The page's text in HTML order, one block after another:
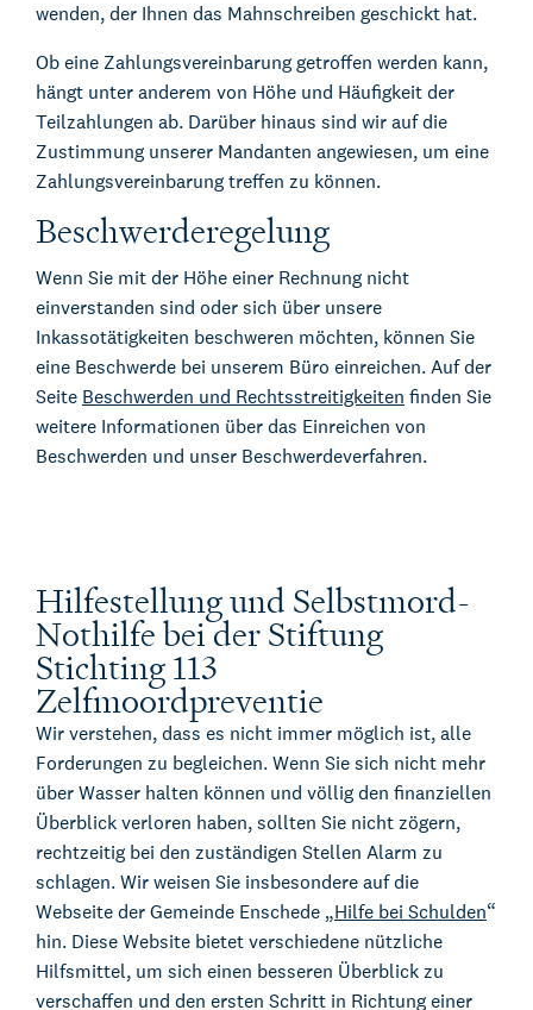
Ihr Legal Businesspartner
German Desk
Legal Business mit Deutschland
The Gallery
Rechtliche Unterstützung für Start-ups
Kienhuis Legal Foundation
Talentförderung
wenden, der Ihnen das Mahnschreiben geschickt hat.
Ob eine Zahlungsvereinbarung getroffen werden kann,
hängt unter anderem von Höhe und Häufigkeit der
Teilzahlungen ab. Darüber hinaus sind wir auf die
Zustimmung unserer Mandanten angewiesen, um eine
Zahlungsvereinbarung treffen zu können.
Beschwerderegelung
Wenn Sie mit der Höhe einer Rechnung nicht
einverstanden sind oder sich über unsere
Inkassotätigkeiten beschweren möchten, können Sie
eine Beschwerde bei unserem Büro einreichen. Auf der
Seite Beschwerden und Rechtsstreitigkeiten finden Sie
weitere Informationen über das Einreichen von
Beschwerden und unser Beschwerdeverfahren.
Hilfestellung und Selbstmord-
Nothilfe bei der Stiftung
Stichting 113
Zelfmoordpreventie
Wir verstehen, dass es nicht immer möglich ist, alle
Forderungen zu begleichen. Wenn Sie sich nicht mehr
über Wasser halten können und völlig den finanziellen
Überblick verloren haben, sollten Sie nicht zögern,
rechtzeitig bei den zuständigen Stellen Alarm zu
schlagen. Wir weisen Sie insbesondere auf die
Webseite der Gemeinde Enschede „Hilfe bei Schulden“
hin. Diese Website bietet verschiedene nützliche
Hilfsmittel, um sich einen besseren Überblick zu
verschaffen und den ersten Schritt in Richtung einer